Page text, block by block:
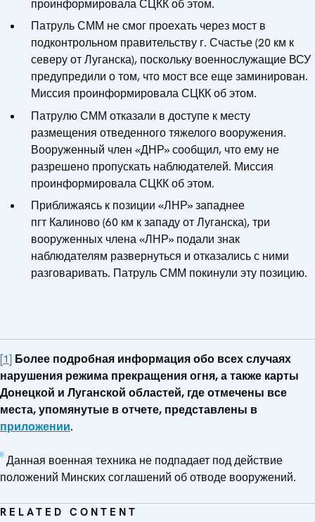
проинформировала СЦКК об этом.
Патруль СММ не смог проехать через мост в
подконтрольном правительству г. Счастье (20 км к
северу от Луганска), поскольку военнослужащие ВСУ
предупредили о том, что мост все еще заминирован.
Миссия проинформировала СЦКК об этом.
Патрулю СММ отказали в доступе к месту
размещения отведенного тяжелого вооружения.
Вооруженный член «ДНР» сообщил, что ему не
разрешено пропускать наблюдателей. Миссия
проинформировала СЦКК об этом.
Приближаясь к позиции «ЛНР» западнее
пгт Калиново (60 км к западу от Луганска), три
вооруженных члена «ЛНР» подали знак
наблюдателям развернуться и отказались с ними
разговаривать. Патруль СММ покинули эту позицию.
[1] Более подробная информация обо всех случаях
нарушения режима прекращения огня, а также карты
Донецкой и Луганской областей, где отмечены все
места, упомянутые в отчете, представлены в
приложении.
[2]Данная военная техника не подпадает под действие
положений Минских соглашений об отводе вооружений.
RELATED CONTENT